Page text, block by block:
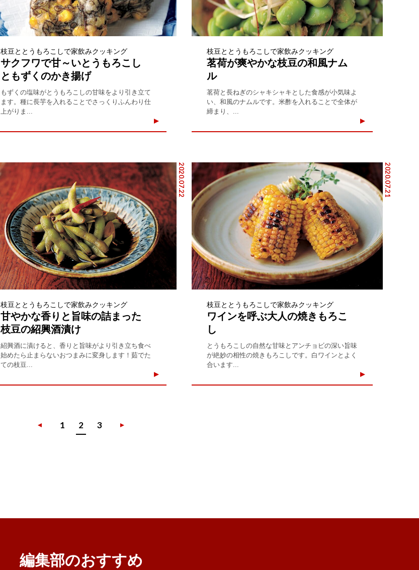
枝豆ととうもろこしで家飲みクッキング
サクフワで甘～いとうもろこし
ともずくのかき揚げ
もずくの塩味がとうもろこしの甘味をより引き立て
ます。種に長芋を入れることでさっくりふんわり仕
上がりま...
枝豆ととうもろこしで家飲みクッキング
茗荷が爽やかな枝豆の和風ナム
ル
茗荷と長ねぎのシャキシャキとした食感が小気味よ
い、和風のナムルです。米酢を入れることで全体が
締まり、...
2020.07.22
枝豆ととうもろこしで家飲みクッキング
甘やかな香りと旨味の詰まった
枝豆の紹興酒漬け
紹興酒に漬けると、香りと旨味がより引き立ち食べ
始めたら止まらないおつまみに変身します！茹でた
ての枝豆...
2020.07.21
枝豆ととうもろこしで家飲みクッキング
ワインを呼ぶ大人の焼きもろこ
し
とうもろこしの自然な甘味とアンチョビの深い旨味
が絶妙の相性の焼きもろこしです。白ワインとよく
合います...
1 2 3
編集部のおすすめ